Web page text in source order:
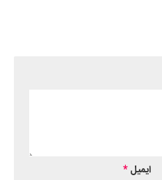
ایمیل*